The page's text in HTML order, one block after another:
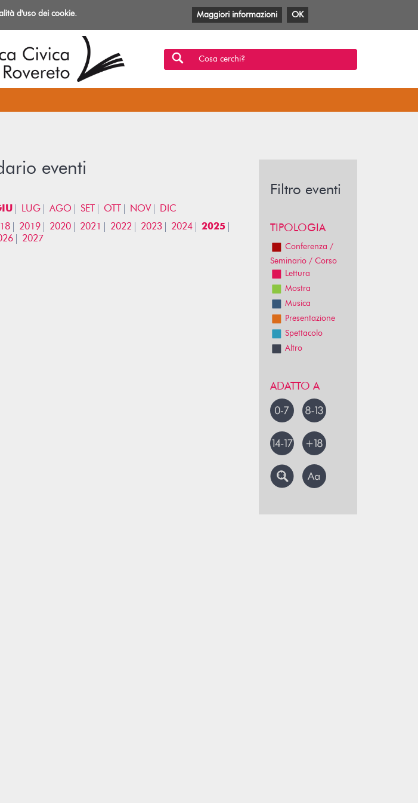
Facebook
TwitterYouTube
Anobii
SBTMlol
Cosa cerchi?
eventi
LUG AGO SET OTT NOV
DIC
2019 2020 2021 2022 2023 2024
2025
2027
Filtro eventi
TIPOLOGIA
Conferenza /
Seminario / Corso
Lettura
Mostra
Musica
Presentazione
Spettacolo
Altro
ADATTO A
d'uso dei cookie. Maggiori informazioni OK